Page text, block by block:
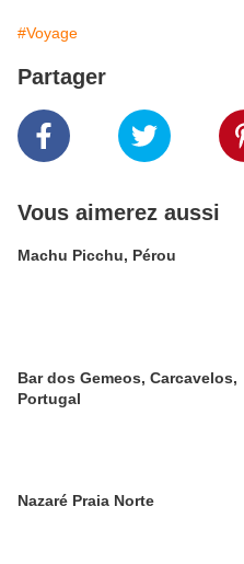
#Voyage
Partager
Vous aimerez aussi
Machu Picchu, Pérou
Bar dos Gemeos, Carcavelos,
Portugal
Nazaré Praia Norte